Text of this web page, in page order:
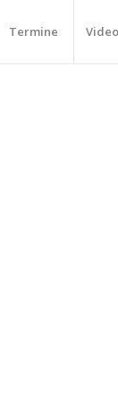
Termine